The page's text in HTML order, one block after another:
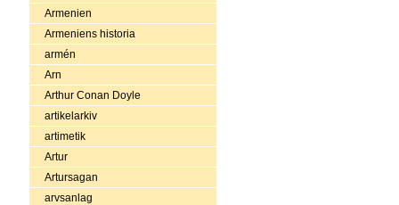
Armenien
Armeniens historia
armén
Arn
Arthur Conan Doyle
artikelarkiv
artimetik
Artur
Artursagan
arvsanlag